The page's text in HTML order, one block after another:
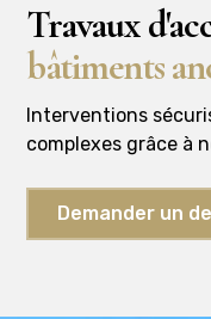
Travaux
bâtiments
Interventions
complexes grâce à
Demander un